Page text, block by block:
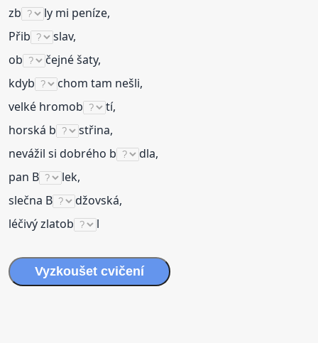
zb
ly mi peníze,
Přib
slav,
ob
čejné šaty,
kdyb
chom tam nešli,
velké hromob
tí,
horská b
střina,
nevážil si dobrého b
dla,
pan B
lek,
slečna B
džovská,
léčivý zlatob
l
Vyzkoušetcvičení